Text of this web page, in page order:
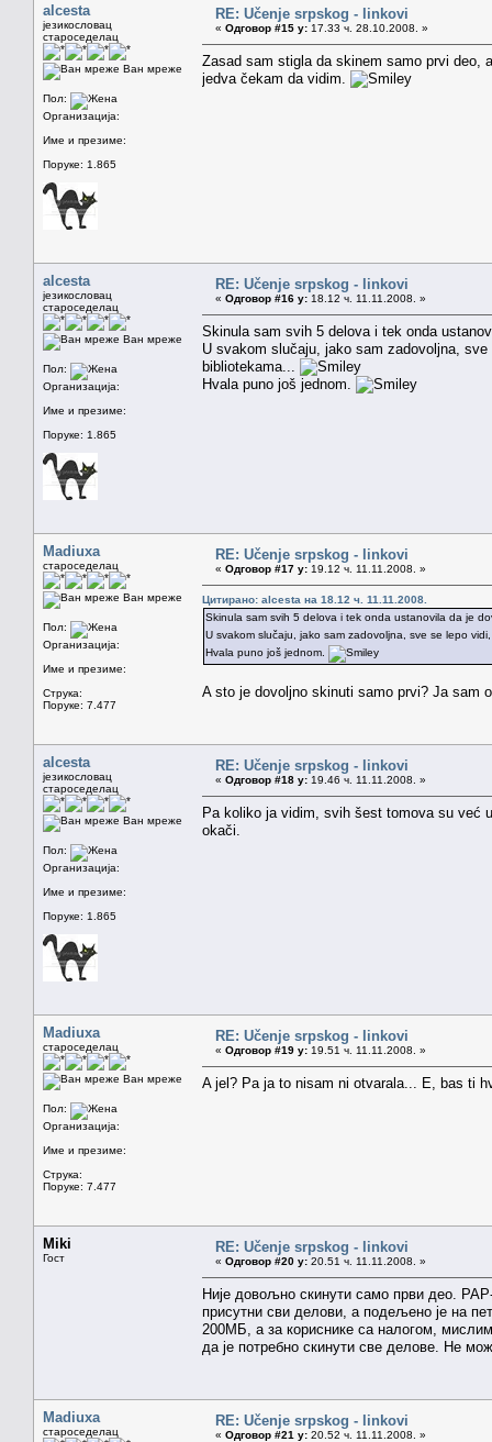
alcesta
језикословац
староседелац
Ван мреже
Пол:
Организација:
Име и презиме:
Поруке: 1.865
RE: Učenje srpskog - linkovi
« Одговор #15 у: 17.33 ч. 28.10.2008. »
Zasad sam stigla da skinem samo prvi deo,
jedva čekam da vidim.
alcesta
језикословац
староседелац
Ван мреже
Пол:
Организација:
Име и презиме:
Поруке: 1.865
RE: Učenje srpskog - linkovi
« Одговор #16 у: 18.12 ч. 11.11.2008. »
Skinula sam svih 5 delova i tek onda
U svakom slučaju, jako sam zadovoljna,
bibliotekama...
Hvala puno još jednom.
Madiuxa
староседелац
Ван мреже
Пол:
Организација:
Име и презиме:
Струка:
Поруке: 7.477
RE: Učenje srpskog - linkovi
« Одговор #17 у: 19.12 ч. 11.11.2008. »
Цитирано: alcesta на 18.12 ч. 11.11.2008.
Skinula sam svih 5 delova i tek onda ustanovila da je
U svakom slučaju, jako sam zadovoljna, sve se lepo
Hvala puno još jednom.
A sto je dovoljno skinuti samo prvi? Ja sam
alcesta
језикословац
староседелац
Ван мреже
Пол:
Организација:
Име и презиме:
Поруке: 1.865
RE: Učenje srpskog - linkovi
« Одговор #18 у: 19.46 ч. 11.11.2008. »
Pa koliko ja vidim, svih šest tomova su već
okači.
Madiuxa
староседелац
Ван мреже
Пол:
Организација:
Име и презиме:
Струка:
Поруке: 7.477
RE: Učenje srpskog - linkovi
« Одговор #19 у: 19.51 ч. 11.11.2008. »
A jel? Pa ja to nisam ni otvarala... E, bas ti
Miki
Гост
RE: Učenje srpskog - linkovi
« Одговор #20 у: 20.51 ч. 11.11.2008. »
Није довољно скинути само први део.
присутни сви делови, а подељено је на
200МБ, а за кориснике са налогом,
да је потребно скинути све делове. Не
Madiuxa
староседелац
RE: Učenje srpskog - linkovi
« Одговор #21 у: 20.52 ч. 11.11.2008. »